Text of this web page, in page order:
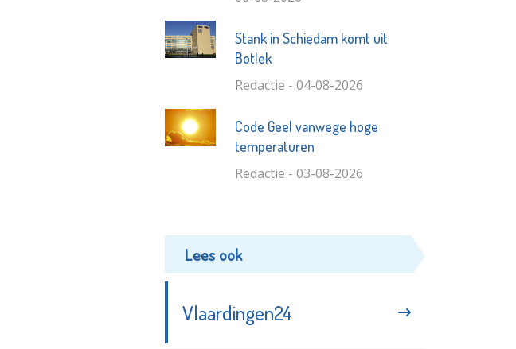
Stank in Schiedam komt uit
Botlek
Redactie - 04-08-2026
Code Geel vanwege hoge
temperaturen
Redactie - 03-08-2026
Lees ook
Vlaardingen24